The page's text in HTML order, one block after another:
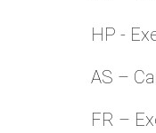
HP -
AS –
FR –